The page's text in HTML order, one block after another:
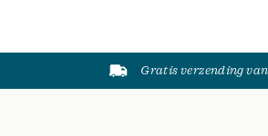
Gratis verzending